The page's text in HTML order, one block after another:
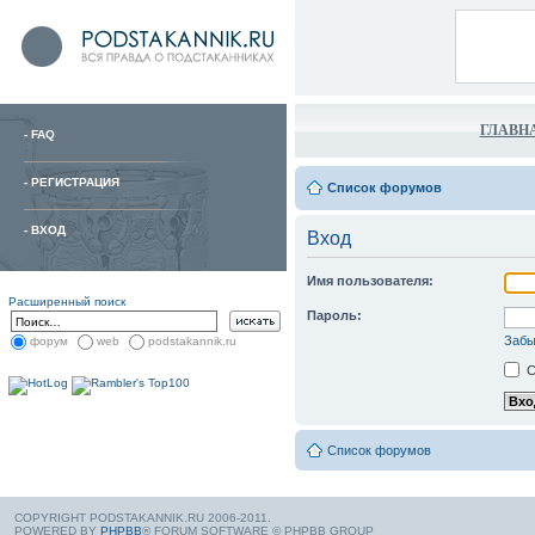
- FAQ
- РЕГИСТРАЦИЯ
- ВХОД
Расширенный поиск
форум web podstakannik.ru
Список форумов
Вход
Имя пользователя:
Пароль:
Список форумов
COPYRIGHT PODSTAKANNIK.RU 2006-2011.
POWERED BY PHPBB® FORUM SOFTWARE © PHPBB GROUP